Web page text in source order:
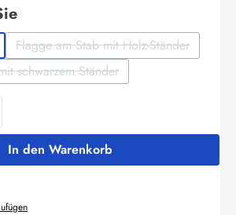
auswählen
Flagge am Stab mit Holz-Ständer
(Diese Option ist zurzeit
schwarzem Ständer
(Diese Option ist zurzeit nicht verfügbar.)
Gib den gewünschten
In den Warenkorb